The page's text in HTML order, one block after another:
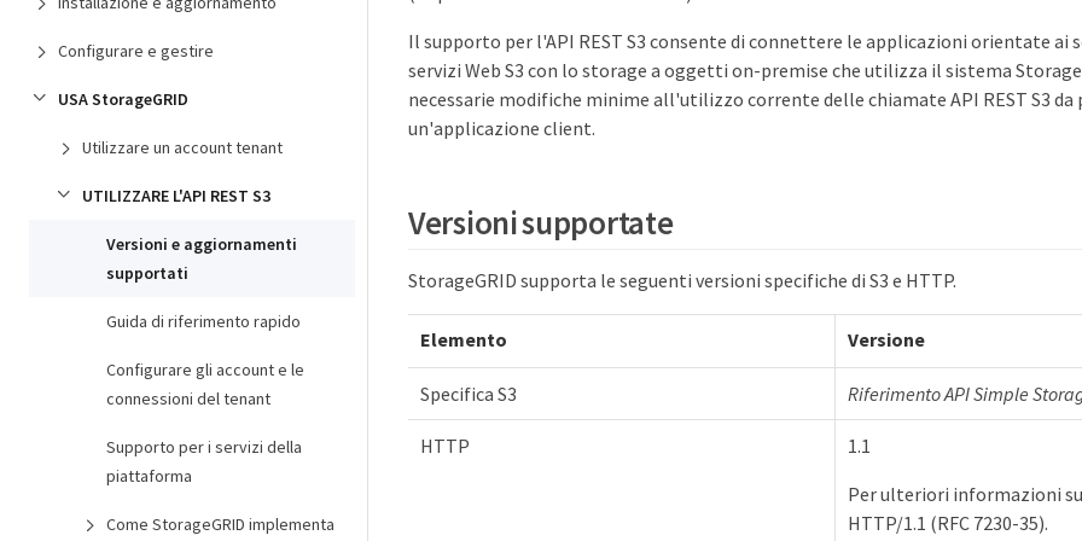
Configurare e gestire
USA StorageGRID
Utilizzare un account tenant
UTILIZZARE L'API REST S3
Versioni e aggiornamenti
supportati
Guida di riferimento rapido
Configurare gli account e le
connessioni del tenant
Supporto per i servizi della
piattaforma
Come StorageGRID implementa
Il supporto per l'API REST S3 consente di connettere le applicazioni orientate ai
servizi Web S3 con lo storage a oggetti on-premise che utilizza il sistema
necessarie modifiche minime all'utilizzo corrente delle chiamate API REST S3 da
un'applicazione client.
Versioni supportate
StorageGRID supporta le seguenti versioni specifiche di S3 e HTTP.
Elemento Versione
Specifica S3 Riferimento API Simple
HTTP
1.1
Per ulteriori informazioni su
HTTP/1.1 (RFC 7230-35).